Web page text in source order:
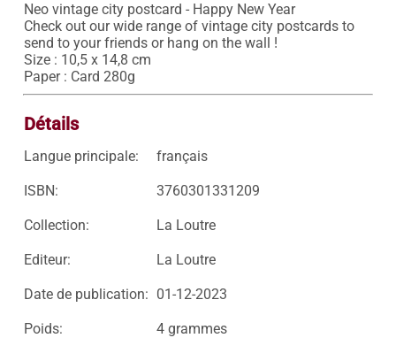
Neo vintage city postcard - Happy New Year
Check out our wide range of vintage city postcards to
send to your friends or hang on the wall !
Size : 10,5 x 14,8 cm
Paper : Card 280g
Détails
Langue principale: français
ISBN: 3760301331209
Collection: La Loutre
Editeur: La Loutre
Date de publication: 01-12-2023
Poids: 4 grammes